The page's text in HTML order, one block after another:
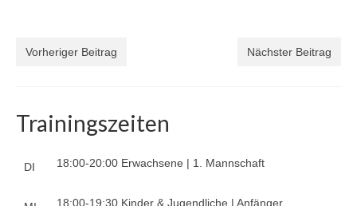
Tabelle U13-Mini | Saison 2023/2024
Saison 2021/2022
Vorheriger Beitrag Nächster Beitrag
Trainingszeiten
DI 18:00-20:00 Erwachsene | 1. Mannschaft
18:00-19:30 Kinder & Jugendliche | Anfänger